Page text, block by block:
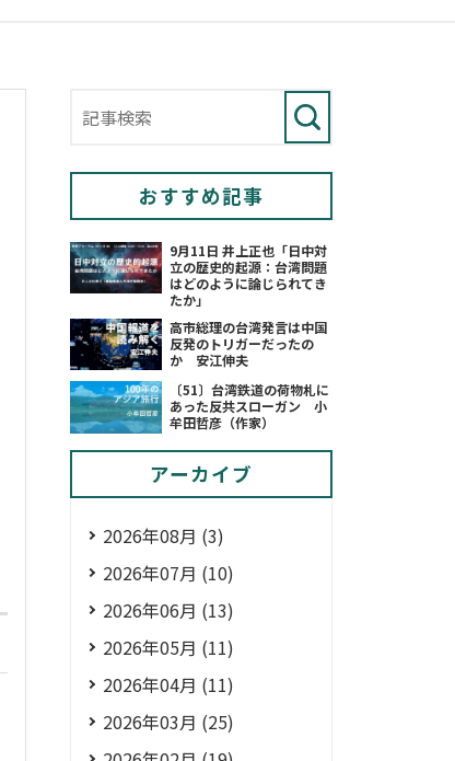
おすすめ記事
9月11日 井上正也「日中対
立の歴史的起源：台湾問題
はどのように論じられてき
たか」
高市総理の台湾発言は中国
反発のトリガーだったの
か 安江伸夫
〔51〕台湾鉄道の荷物札に
あった反共スローガン 小
牟田哲彦（作家）
アーカイブ
2026年08月 (3)
2026年07月 (10)
2026年06月 (13)
2026年05月 (11)
2026年04月 (11)
2026年03月 (25)